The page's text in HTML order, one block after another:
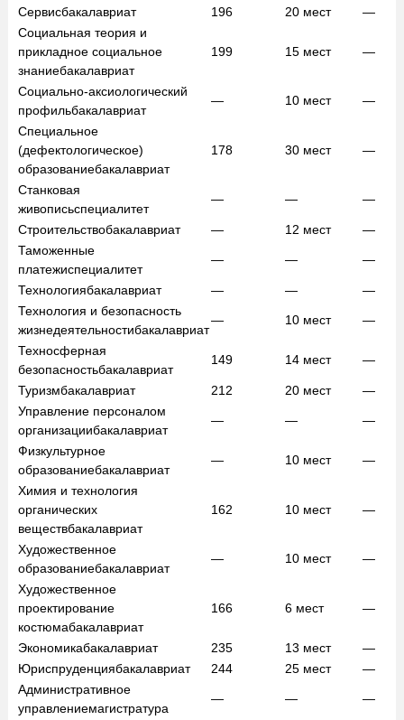
Сервисбакалавриат 196 20 мест
—
Социальная теория и
прикладное социальное
знаниебакалавриат
199 15 мест —
Социально-аксиологический
профильбакалавриат
— 10 мест —
Специальное
(дефектологическое)
образованиебакалавриат
178 30 мест —
Станковая
живописьспециалитет
— — —
Строительствобакалавриат — 12 мест
—
Таможенные
платежиспециалитет
— — —
Технологиябакалавриат — —
—
Технология и безопасность
жизнедеятельностибакалавриат
— 10 мест —
Техносферная
безопасностьбакалавриат
149 14 мест —
Туризмбакалавриат 212 20 мест
—
Управление персоналом
организациибакалавриат
— — —
Физкультурное
образованиебакалавриат
— 10 мест —
Химия и технология
органических
веществбакалавриат
162 10 мест —
Художественное
образованиебакалавриат
— 10 мест —
Художественное
проектирование
костюмабакалавриат
166 6 мест —
Экономикабакалавриат 235 13 мест
—
Юриспруденциябакалавриат 244 25 мест
—
Административное
управлениемагистратура
— — —